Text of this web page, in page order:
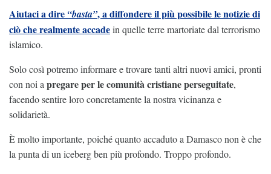
Aiutaci a dire “basta”, a diffondere il più possibile le notizie di
ciò che realmente accadein quelle terre martoriate dal terrorismo
islamico.
Solo così potremo informare e trovare tanti altri nuovi amici, pronti
con noi a pregare per le comunità cristiane perseguitate,
facendo sentire loro concretamente la nostra vicinanza e
solidarietà.
È molto importante, poiché quanto accaduto a Damasco non è che
la punta di un iceberg ben più profondo. Troppo profondo.